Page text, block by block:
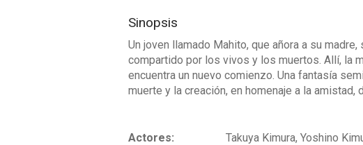
Sinopsis
Un joven llamado Mahito, que añora a su madre,
compartido por los vivos y los muertos. Allí, la
encuentra un nuevo comienzo. Una fantasía
muerte y la creación, en homenaje a la amistad,
Actores:
Takuya Kimura, Yoshino